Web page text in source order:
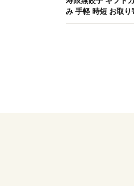
み 手軽 時短 お取り